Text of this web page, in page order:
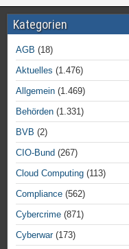
Kategorien
AGB (18)
Aktuelles (1.476)
Allgemein (1.469)
Behörden (1.331)
BVB (2)
CIO-Bund (267)
Cloud Computing (113)
Compliance (562)
Cybercrime (871)
Cyberwar(173)